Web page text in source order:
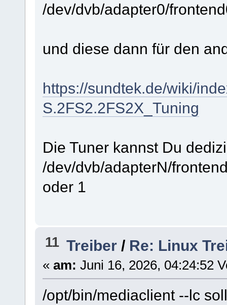
/dev/dvb/adapter0/
und diese dann für den
https://sundtek.de/wiki/
S.2FS2.2FS2X_Tuning
Die Tuner kannst Du
/dev/dvb/adapterN/
oder 1
11 Treiber / Re: Linux
« am: Juni 16, 2026, 04:24:52
/opt/bin/mediaclient --lc